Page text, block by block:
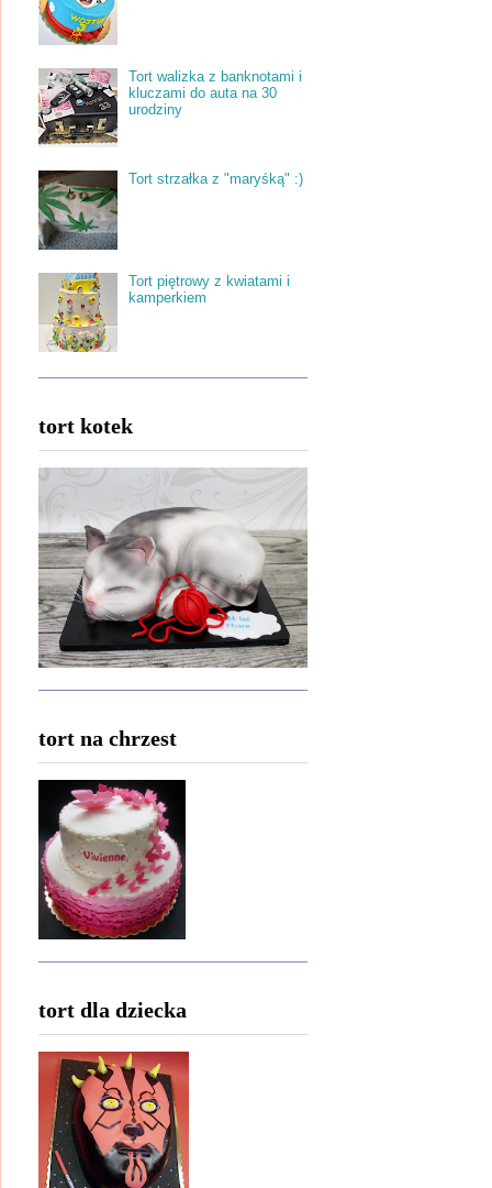
Tort walizka z banknotami i
kluczami do auta na 30
urodziny
Tort strzałka z "maryśką" :)
Tort piętrowy z kwiatami i
kamperkiem
tort kotek
tort na chrzest
tort dla dziecka